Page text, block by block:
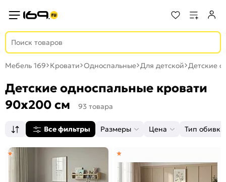
Мебель 169 Кровати Односпальные Для детской Детские
Детские односпальные кровати
90х200 см
93 товара
Все фильтры Размеры Цена Тип обивки